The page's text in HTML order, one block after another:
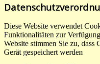
Diese Website verwendet
Funktionalitäten zur
Website stimmen Sie zu,
Gerät gespeichert werden